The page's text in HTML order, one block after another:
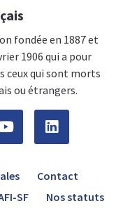
fondée en 1887 et
1906 qui a pour
ceux qui sont morts
ou étrangers.
Contact
SF Nos statuts